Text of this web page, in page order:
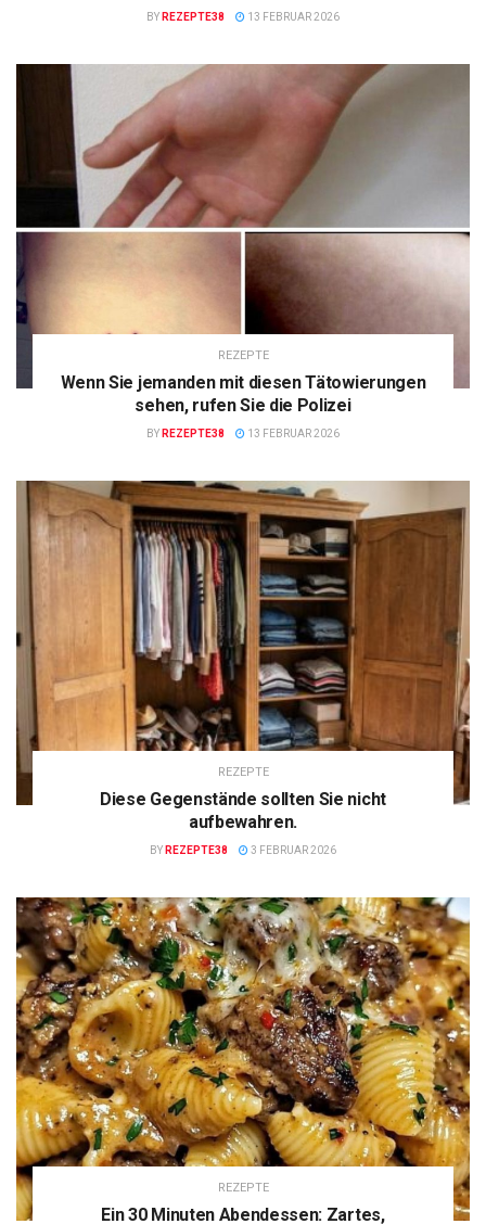
BY REZEPTE38 13 FEBRUAR 2026
REZEPTE
Wenn Sie jemanden mit diesen Tätowierungen
sehen, rufen Sie die Polizei
BY REZEPTE38 13 FEBRUAR 2026
REZEPTE
Diese Gegenstände sollten Sie nicht
aufbewahren.
BY REZEPTE38 3 FEBRUAR 2026
REZEPTE
Ein 30 Minuten Abendessen: Zartes,